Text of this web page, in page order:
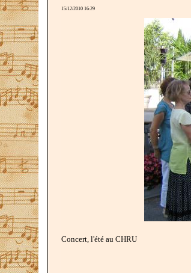
15/12/2010 16:29
Concert, l'été au CHRU